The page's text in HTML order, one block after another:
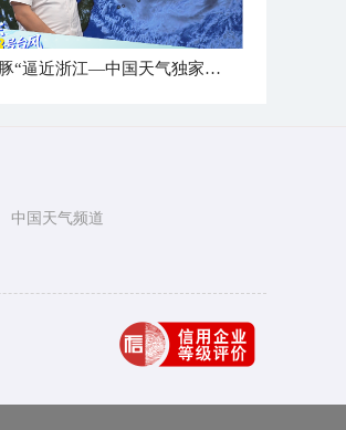
”白海豚“逼近浙江—中国天气独家解读
中国天气频道